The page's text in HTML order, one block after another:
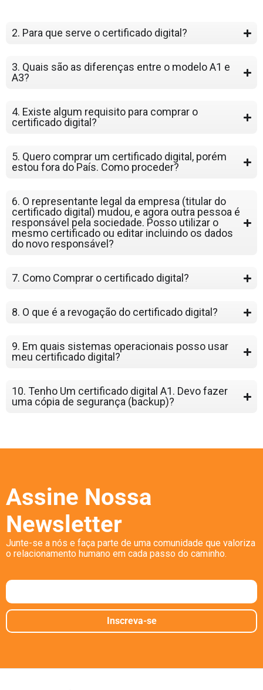
2. Para que serve o certificado digital?
3. Quais são as diferenças entre o modelo A1 e
A3?
4. Existe algum requisito para comprar o
certificado digital?
5. Quero comprar um certificado digital, porém
estou fora do País. Como proceder?
6. O representante legal da empresa (titular do
certificado digital) mudou, e agora outra pessoa é
responsável pela sociedade. Posso utilizar o
mesmo certificado ou editar incluindo os dados
do novo responsável?
7. Como Comprar o certificado digital?
8. O que é a revogação do certificado digital?
9. Em quais sistemas operacionais posso usar
meu certificado digital?
10. Tenho Um certificado digital A1. Devo fazer
uma cópia de segurança (backup)?
Assine Nossa
Newsletter
Junte-se a nós e faça parte de uma comunidade que valoriza
o relacionamento humano em cada passo do caminho.
Inscreva-se